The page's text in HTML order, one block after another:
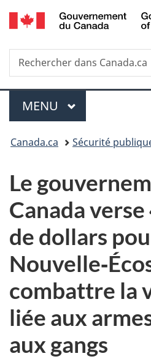
à
Au
à
Recherche
Rechercher
dans
Menu
MENU PRINCIPAL
Vous
ici :
Canada.ca Sécurité
Le
Canada
de dollars
combattre la
liée aux
aux gangs